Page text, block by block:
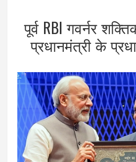
पूर्व RBI गवर्नर
प्रधानमंत्री के